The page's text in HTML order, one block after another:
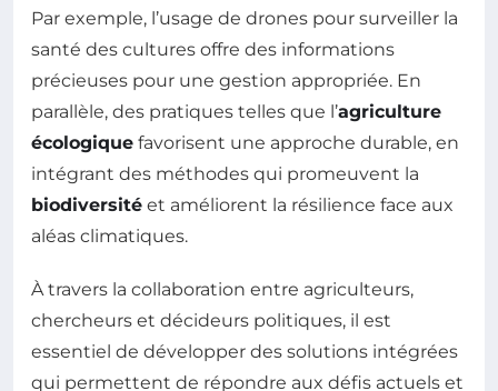
Par exemple, l’usage de drones pour surveiller la
santé des cultures offre des informations
précieuses pour une gestion appropriée. En
parallèle, des pratiques telles que l’agriculture
écologique favorisent une approche durable, en
intégrant des méthodes qui promeuvent la
biodiversité et améliorent la résilience face aux
aléas climatiques.
À travers la collaboration entre agriculteurs,
chercheurs et décideurs politiques, il est
essentiel de développer des solutions intégrées
qui permettent de répondre aux défis actuels et